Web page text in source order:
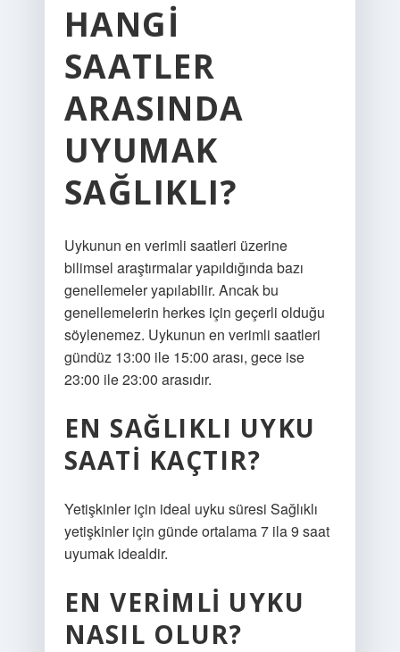
HANGI
SAATLER
ARASINDA
UYUMAK
SAĞLIKLI?
Uykunun en verimli saatleri üzerine
bilimsel araştırmalar yapıldığında bazı
genellemeler yapılabilir. Ancak bu
genellemelerin herkes için geçerli olduğu
söylenemez. Uykunun en verimli saatleri
gündüz 13:00 ile 15:00 arası, gece ise
23:00 ile 23:00 arasıdır.
EN SAĞLIKLI UYKU
SAATI KAÇTIR?
Yetişkinler için ideal uyku süresi Sağlıklı
yetişkinler için günde ortalama 7 ila 9 saat
uyumak idealdir.
EN VERIMLI UYKU
NASIL OLUR?